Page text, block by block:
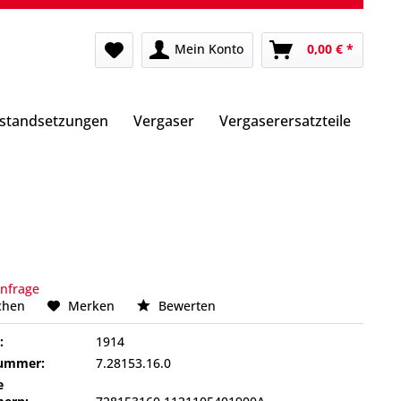
Mein Konto 0,00 € *
Vergaser Vergaserersatzteile
Merken Bewerten
1914
7.28153.16.0